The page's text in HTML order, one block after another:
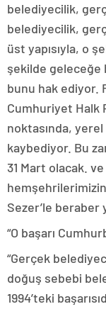
belediyecilik,
belediyecilik,
üst yapısıyla, o
şekilde geleceğe
bunu hak ediyor.
Cumhuriyet Halk
noktasında,
kaybediyor. Bu
31 Mart olacak.
Sezer’le beraber
“O başarı
“Gerçek
doğuş sebebi
1994’teki